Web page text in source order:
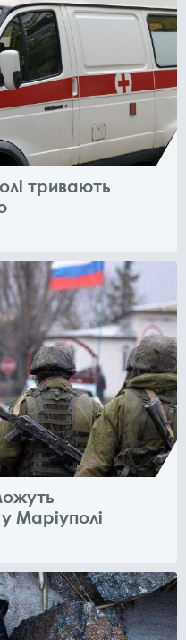
тривають
Маріуполі